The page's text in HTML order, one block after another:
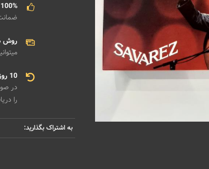
100% اورجینال
روش
10 روز ضمانت بازگشت هزینه
در
را
به اشتراک بگذارید: